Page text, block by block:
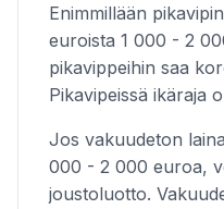
Enimmillään
euroista 1 000 - 2
pikavippeihin saa
Pikavipeissä ikäraja
Jos vakuudeton
000 - 2 000 euroa,
joustoluotto.